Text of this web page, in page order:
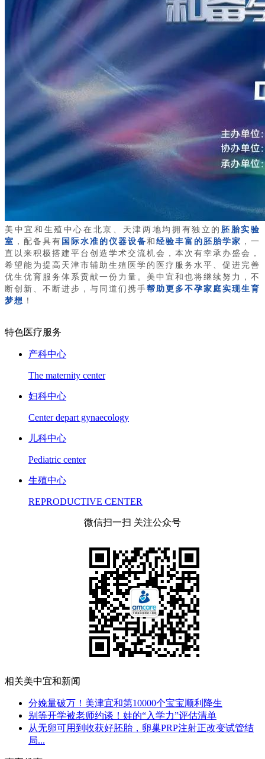
美中宜和生殖中心在北京、天津两地均拥有独立的 胚胎实验
室 ，配备具有国际水准的仪器设备和经验丰富的胚胎学家 ，一
直以来积极搭建平台创造学术交流机会，本次有幸承办盛会，
希望能为提高天津市辅助生殖医学的医疗服务水平、促进完善
优生优育服务体系贡献一份力量。美中宜和也将继续努力，不
断创新、不断进步，与同道们携手帮助更多不孕家庭实现生育
梦想 ！
特色医疗服务
产科中心
The maternity center
妇科中心
Center depart gynaecology
儿科中心
Pediatric center
生殖中心
REPRODUCTIVE CENTER
微信扫一扫 关注公众号
相关美中宜和新闻
分娩量破万！美津宜和第10000个宝宝顺利降生
别等开学被老师约谈！娃的“入学力”评估清单
从无卵可用到收获好胚胎，卵巢PRP注射正改变试管结
局...